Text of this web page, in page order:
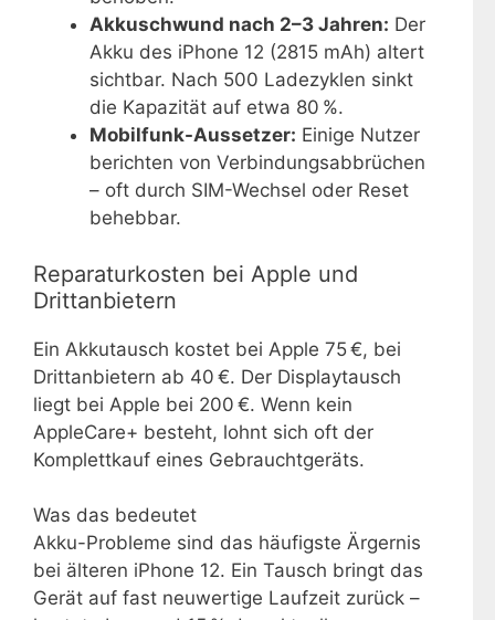
Akkuschwund nach 2–3 Jahren: Der
Akku des iPhone 12 (2815 mAh) altert
sichtbar. Nach 500 Ladezyklen sinkt
die Kapazität auf etwa 80 %.
Mobilfunk-Aussetzer: Einige Nutzer
berichten von Verbindungsabbrüchen
– oft durch SIM-Wechsel oder Reset
behebbar.
Reparaturkosten bei Apple und
Drittanbietern
Ein Akkutausch kostet bei Apple 75 €, bei
Drittanbietern ab 40 €. Der Displaytausch
liegt bei Apple bei 200 €. Wenn kein
AppleCare+ besteht, lohnt sich oft der
Komplettkauf eines Gebrauchtgeräts.
Was das bedeutet
Akku-Probleme sind das häufigste Ärgernis
bei älteren iPhone 12. Ein Tausch bringt das
Gerät auf fast neuwertige Laufzeit zurück –